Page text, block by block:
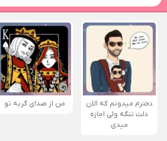
دخترم میدونم که الان
دلت تنگه ولی اجازه
میدی
من از صدای گريه تو